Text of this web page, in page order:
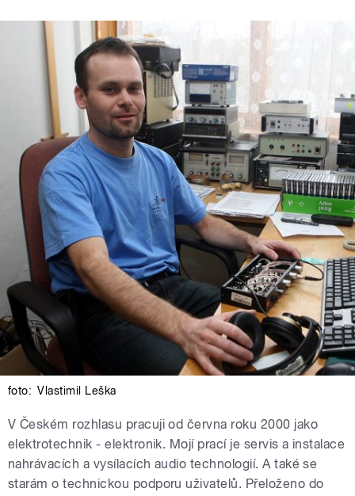
foto: Vlastimil Leška
V Českém rozhlasu pracuji od června roku 2000 jako
elektrotechnik - elektronik. Mojí prací je servis a instalace
nahrávacích a vysílacích audio technologií. A také se
starám o technickou podporu uživatelů. Přeloženo do